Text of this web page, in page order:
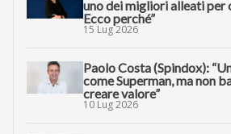
uno dei migliori alleati per
Ecco perché”
15 Lug 2026
Paolo Costa (Spindox):
come Superman, ma non
creare valore”
10 Lug 2026